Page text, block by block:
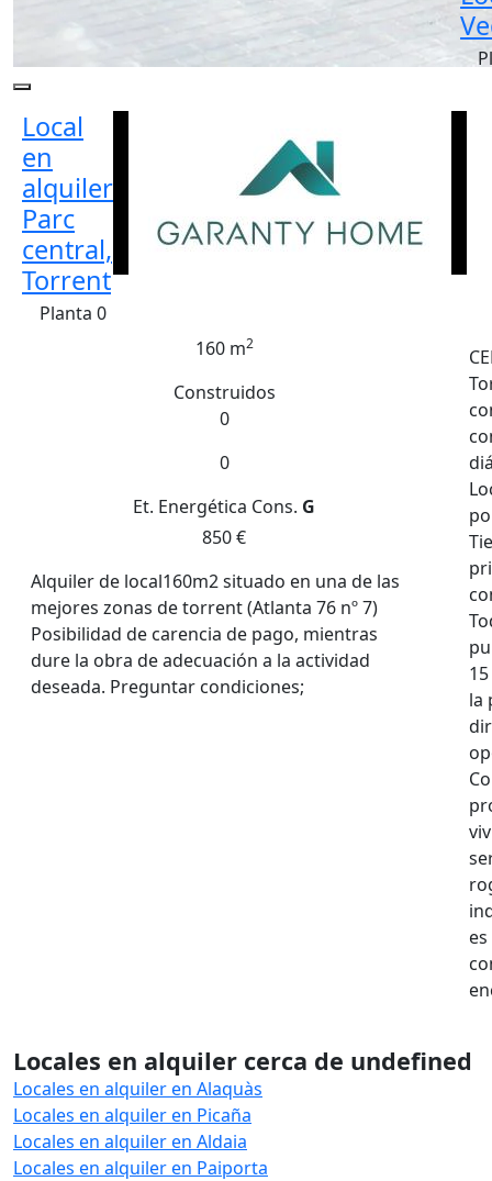
Local
en
alquiler
Parc
central,
Torrent
Planta 0
160 m2
Construidos
0
0
Et. Energética Cons. G
850 €
Alquiler de local160m2 situado en una de las
mejores zonas de torrent (Atlanta 76 nº 7)
Posibilidad de carencia de pago, mientras
dure la obra de adecuación a la actividad
deseada. Preguntar condiciones;
la
Locales en alquiler cerca de undefined
Locales en alquiler en Alaquàs
Locales en alquiler en Picaña
Locales en alquiler en Aldaia
Locales en alquiler en Paiporta